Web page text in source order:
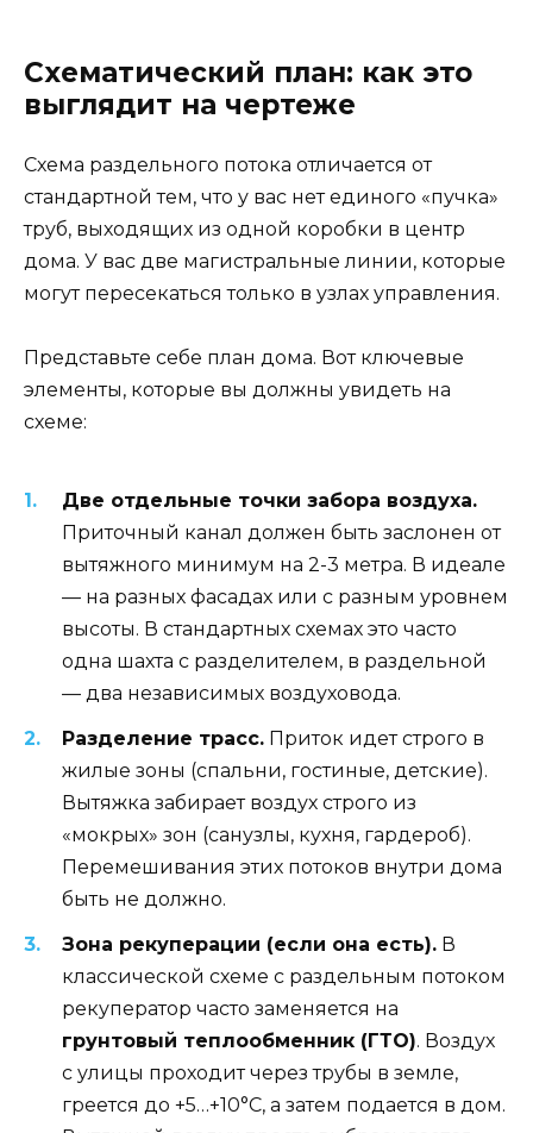
Схематический план: как это
выглядит на чертеже
Схема раздельного потока отличается от
стандартной тем, что у вас нет единого «пучка»
труб, выходящих из одной коробки в центр
дома. У вас две магистральные линии, которые
могут пересекаться только в узлах управления.
Представьте себе план дома. Вот ключевые
элементы, которые вы должны увидеть на
схеме:
Две отдельные точки забора воздуха.
Приточный канал должен быть заслонен от
вытяжного минимум на 2-3 метра. В идеале
— на разных фасадах или с разным уровнем
высоты. В стандартных схемах это часто
одна шахта с разделителем, в раздельной
— два независимых воздуховода.
Разделение трасс. Приток идет строго в
жилые зоны (спальни, гостиные, детские).
Вытяжка забирает воздух строго из
«мокрых» зон (санузлы, кухня, гардероб).
Перемешивания этих потоков внутри дома
быть не должно.
Зона рекуперации (если она есть). В
классической схеме с раздельным потоком
рекуператор часто заменяется на
грунтовый теплообменник (ГТО). Воздух
с улицы проходит через трубы в земле,
греется до +5…+10°C, а затем подается в дом.